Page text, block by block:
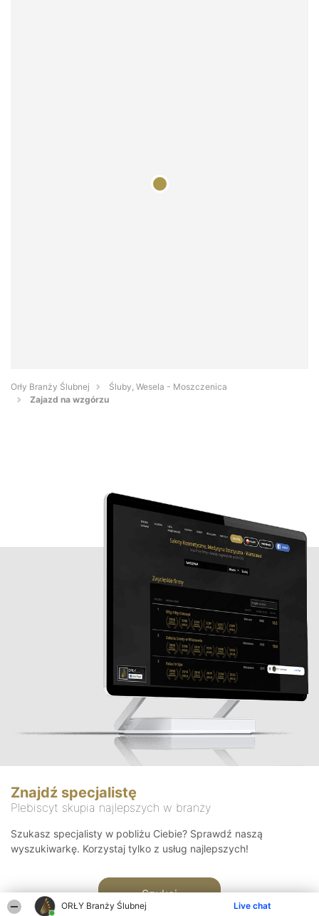
ORŁY Branży Ślubnej Live chat
Orły Branży Ślubnej
Śluby, Wesela - Moszczenica
Zajazd na wzgórzu
Znajdź specjalistę
Plebiscyt skupia najlepszych w branży
Szukasz specjalisty w pobliżu Ciebie? Sprawdź naszą
wyszukiwarkę. Korzystaj tylko z usług najlepszych!
Szukaj